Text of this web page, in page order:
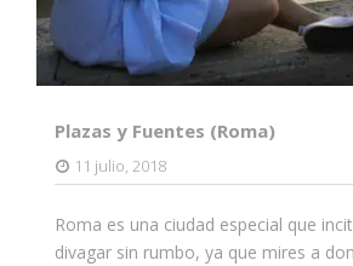
Plazas y Fuentes (Roma)
11 julio, 2018
Roma es una ciudad especial que
divagar sin rumbo, ya que mires a